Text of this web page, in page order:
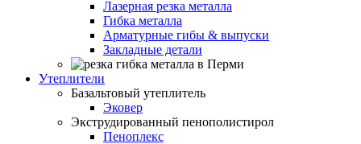
Лазерная резка металла
Гибка металла
Арматурные гибы & выпуски
Закладные детали
Утеплители
Базальтовый утеплитель
Эковер
Экструдированный пенополистирол
Пеноплекс